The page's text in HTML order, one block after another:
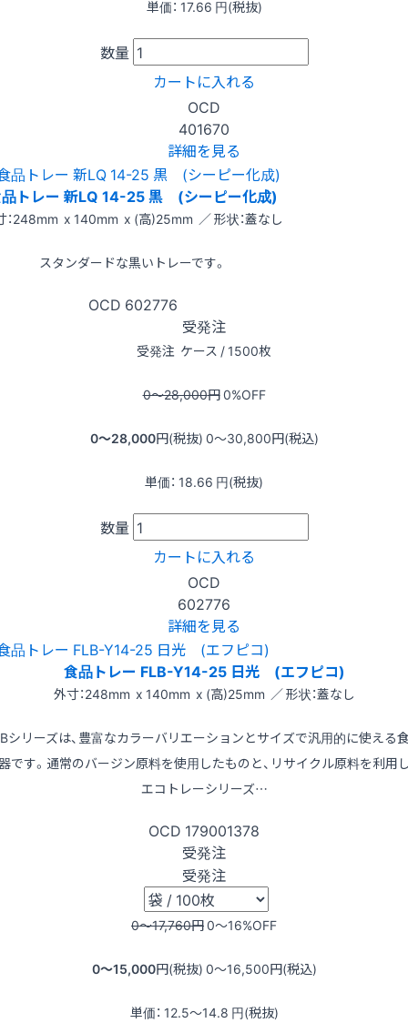
単価： 17.66 円(税抜)
数量
カートに入れる
OCD
401670
詳細を見る
トレー 新LQ 14-25 黒 (シーピー化成)
：248mm x 140mm x (高)25mm ／ 形状：蓋なし
スタンダードな黒いトレーです。
OCD 602776
受発注
受発注 ケース / 1500枚
0〜28,000円0%OFF
0〜28,000円(税抜) 0〜30,800円(税込)
単価： 18.66 円(税抜)
数量
カートに入れる
OCD
602776
詳細を見る
食品トレー FLB-Y14-25 日光 (エフピコ)
外寸：248mm x 140mm x (高)25mm ／ 形状：蓋なし
シリーズは、豊富なカラーバリエーションとサイズで汎用的に使える
です。通常のバージン原料を使用したものと、リサイクル原料を利用
エコトレーシリーズ…
OCD 179001378
受発注
受発注
0〜17,760円0〜16%OFF
0〜15,000円(税抜) 0〜16,500円(税込)
単価： 12.5〜14.8 円(税抜)